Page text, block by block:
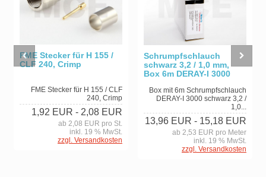
FME Stecker für H 155 /
CLF 240, Crimp
FME Stecker für H 155 / CLF
240, Crimp
1,92 EUR - 2,08 EUR
ab 2,08 EUR pro St.
inkl. 19 % MwSt.
zzgl. Versandkosten
Schrumpfschlauch
schwarz 3,2 / 1,0 mm,
Box 6m DERAY-I 3000
Box mit 6m Schrumpfschlauch
DERAY-I 3000 schwarz 3,2 /
1,0...
13,96 EUR - 15,18 EUR
ab 2,53 EUR pro Meter
inkl. 19 % MwSt.
zzgl. Versandkosten